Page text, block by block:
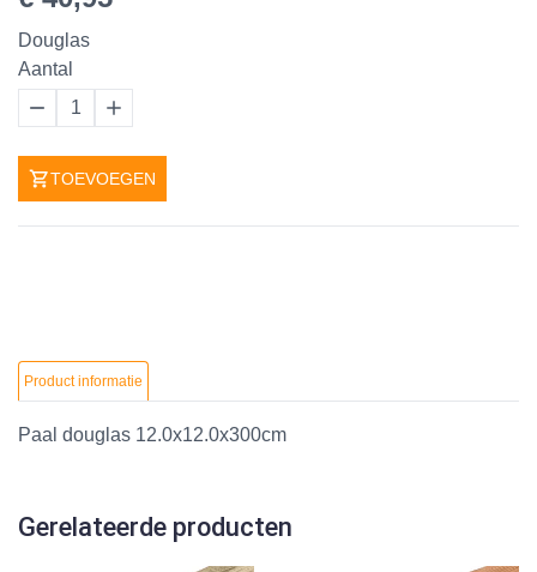
Douglas
Aantal
1
TOEVOEGEN
Product informatie
Paal douglas 12.0x12.0x300cm
Gerelateerde producten